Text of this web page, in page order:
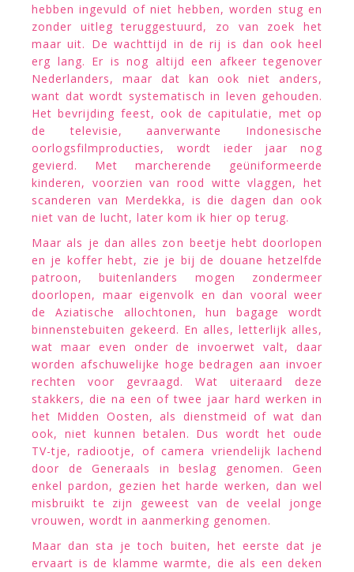
hebben ingevuld of niet hebben, worden stug en
zonder uitleg teruggestuurd, zo van zoek het
maar uit. De wachttijd in de rij is dan ook heel
erg lang. Er is nog altijd een afkeer tegenover
Nederlanders, maar dat kan ook niet anders,
want dat wordt systematisch in leven gehouden.
Het bevrijding feest, ook de capitulatie, met op
de televisie, aanverwante Indonesische
oorlogsfilmproducties, wordt ieder jaar nog
gevierd. Met marcherende geüniformeerde
kinderen, voorzien van rood witte vlaggen, het
scanderen van Merdekka, is die dagen dan ook
niet van de lucht, later kom ik hier op terug.
Maar als je dan alles zon beetje hebt doorlopen
en je koffer hebt, zie je bij de douane hetzelfde
patroon, buitenlanders mogen zondermeer
doorlopen, maar eigenvolk en dan vooral weer
de Aziatische allochtonen, hun bagage wordt
binnenstebuiten gekeerd. En alles, letterlijk alles,
wat maar even onder de invoerwet valt, daar
worden afschuwelijke hoge bedragen aan invoer
rechten voor gevraagd. Wat uiteraard deze
stakkers, die na een of twee jaar hard werken in
het Midden Oosten, als dienstmeid of wat dan
ook, niet kunnen betalen. Dus wordt het oude
TV-tje, radiootje, of camera vriendelijk lachend
door de Generaals in beslag genomen. Geen
enkel pardon, gezien het harde werken, dan wel
misbruikt te zijn geweest van de veelal jonge
vrouwen, wordt in aanmerking genomen.
Maar dan sta je toch buiten, het eerste dat je
ervaart is de klamme warmte, die als een deken